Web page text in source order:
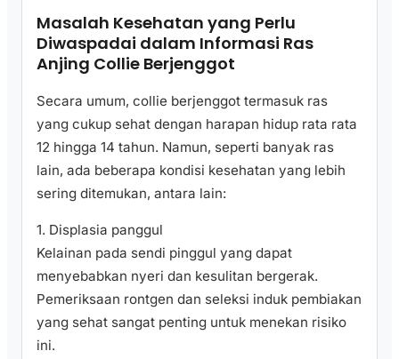
Masalah Kesehatan yang Perlu
Diwaspadai dalam Informasi Ras
Anjing Collie Berjenggot
Secara umum, collie berjenggot termasuk ras
yang cukup sehat dengan harapan hidup rata rata
12 hingga 14 tahun. Namun, seperti banyak ras
lain, ada beberapa kondisi kesehatan yang lebih
sering ditemukan, antara lain:
1. Displasia panggul
Kelainan pada sendi pinggul yang dapat
menyebabkan nyeri dan kesulitan bergerak.
Pemeriksaan rontgen dan seleksi induk pembiakan
yang sehat sangat penting untuk menekan risiko
ini.